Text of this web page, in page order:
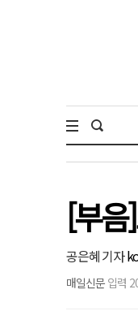
[부
공은혜 기자
매일신문 입력